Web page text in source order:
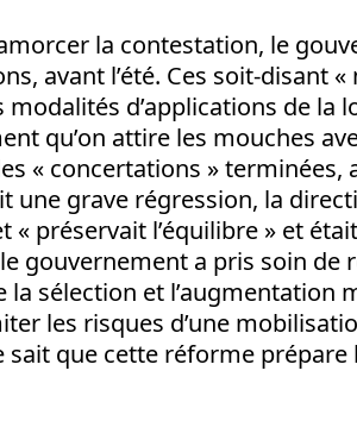
la contestation, le
avant l’été. Ces soit-disant
d’applications de la
qu’on attire les mouches
« concertations » terminées,
une grave régression, la
« préservait l’équilibre » et
gouvernement a pris soin de
la sélection et l’augmentation
les risques d’une
sait que cette réforme prépare